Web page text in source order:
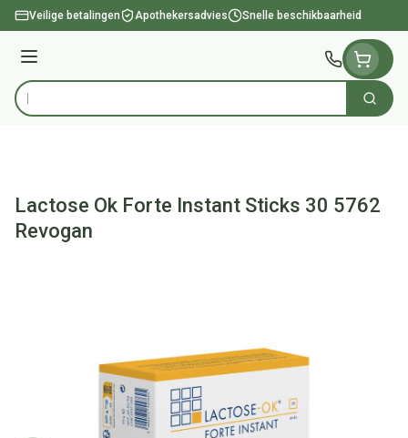
Ga naar de inhoud
Veilige betalingen Apothekersadvies Snelle beschikbaarheid
Menu
Product, merk, categorie... Zoek
Lactose Ok Forte Instant Sticks 30 5762
Revogan